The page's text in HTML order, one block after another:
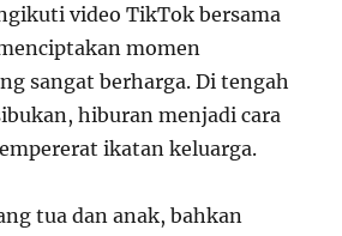
video TikTok bersama
momen
sangat berharga. Di tengah
hiburan menjadi cara
ikatan keluarga.
tua dan anak, bahkan